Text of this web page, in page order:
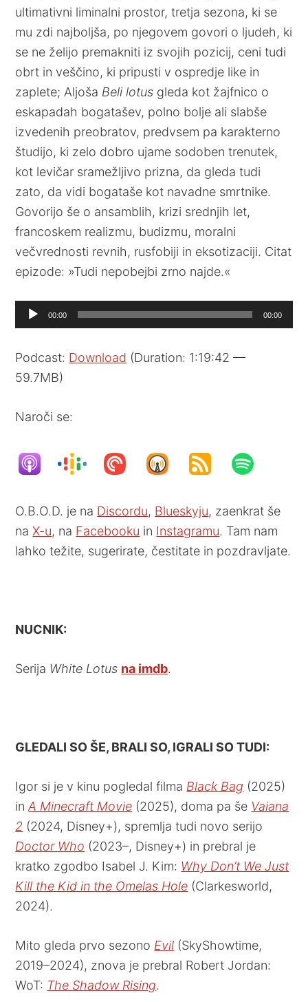
ultimativni liminalni prostor, tretja sezona, ki se
mu zdi najboljša, po njegovem govori o ljudeh, ki
se ne želijo premakniti iz svojih pozicij, ceni tudi
obrt in veščino, ki pripusti v ospredje like in
zaplete; Aljoša Beli lotus gleda kot žajfnico o
eskapadah bogatašev, polno bolje ali slabše
izvedenih preobratov, predvsem pa karakterno
študijo, ki zelo dobro ujame sodoben trenutek,
kot levičar sramežljivo prizna, da gleda tudi
zato, da vidi bogataše kot navadne smrtnike.
Govorijo še o ansamblih, krizi srednjih let,
francoskem realizmu, budizmu, moralni
večvrednosti revnih, rusfobiji in eksotizaciji. Citat
epizode: »Tudi nepobejbi zrno najde.«
Audio
Player
00:00 00:00
Podcast: Download (Duration: 1:19:42 —
59.7MB)
Naroči se:
O.B.O.D. je na Discordu, Blueskyju, zaenkrat še
naX-u, na Facebooku in Instagramu. Tam nam
lahko težite, sugerirate, čestitate in pozdravljate.
NUCNIK:
Serija White Lotus na imdb.
GLEDALI SO ŠE, BRALI SO, IGRALI SO TUDI:
Igor si je v kinu pogledal filma Black Bag (2025)
inA Minecraft Movie (2025), doma pa še Vaiana
2 (2024, Disney+), spremlja tudi novo serijo
Doctor Who (2023–, Disney+) in prebral je
kratko zgodbo Isabel J. Kim: Why Don’t We Just
Kill the Kid in the Omelas Hole (Clarkesworld,
2024).
Mito gleda prvo sezono Evil (SkyShowtime,
2019–2024), znova je prebral Robert Jordan:
WoT: The Shadow Rising.